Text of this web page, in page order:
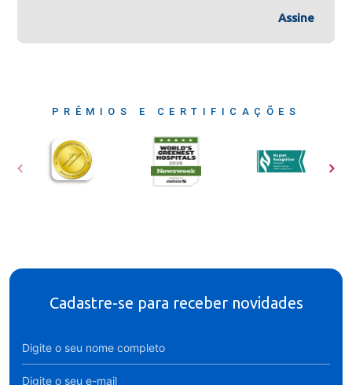
Assine
PRÊMIOS E CERTIFICAÇÕES
Cadastre-se para receber novidades